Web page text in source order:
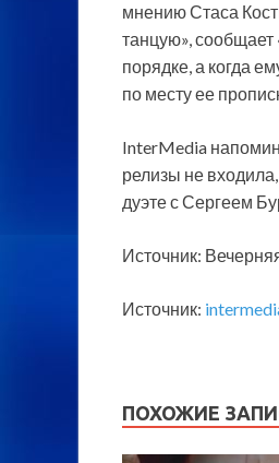
мнению Стаса
танцую»,
порядке, а когда
по месту ее
InterMedia
релизы не
дуэте с Сергеем
Источник:
Источник:
ПОХОЖИЕ